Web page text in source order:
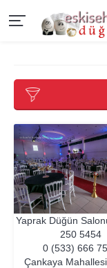
Yaprak Düğün
250 5454
0 (533) 666
Çankaya